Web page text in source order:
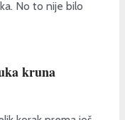
No to nije bilo
kruna